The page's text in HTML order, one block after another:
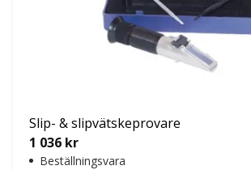
Slip- & slipvätskeprovare
1 036 kr
Beställningsvara